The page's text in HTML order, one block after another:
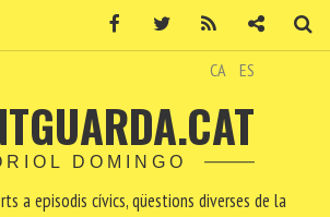
CA ES
DOMINGO
a episodis cívics, qüestions diverses de la
Facebook Twitter Contacte